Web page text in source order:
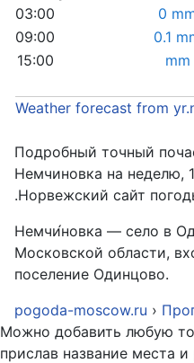
03:00
0
09:00
0.1
15:00
mm
Weather forecast from
Подробный точный
Немчиновка на неделю,
.Норвежский сайт
Немчи́новка — село в
Московской области,
поселение Одинцово.
pogoda-moscow.ru ›
Можно добавить любую
прислав название места и